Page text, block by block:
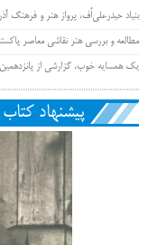
بنیاد حیدرعلی‌اُف، پرواز هنر و فرهنگ
مطالعه و بررسی هنر نقاشی معاصر
یک همسایه خوب، گزارشی از پانزدهمین
پیشنهاد کتاب